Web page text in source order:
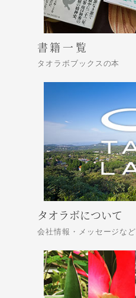
書籍一覧
タオラボブックスの本
タオラボについて
会社情報・メッセージなど